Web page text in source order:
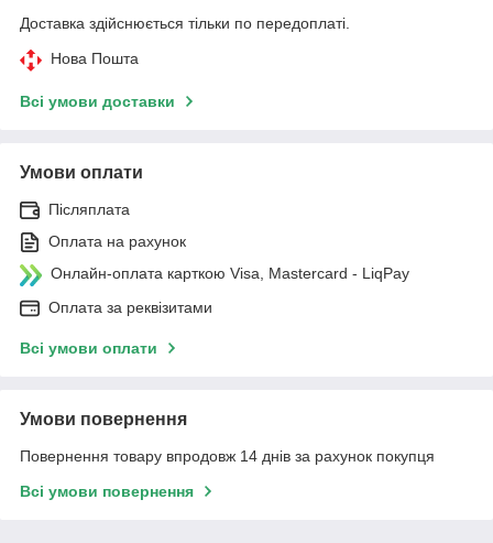
Доставка здійснюється тільки по передоплаті.
Нова Пошта
Всі умови доставки
Умови оплати
Післяплата
Оплата на рахунок
Онлайн-оплата карткою Visa, Mastercard - LiqPay
Оплата за реквізитами
Всі умови оплати
Умови повернення
Повернення товару впродовж 14 днів за рахунок покупця
Всі умови повернення